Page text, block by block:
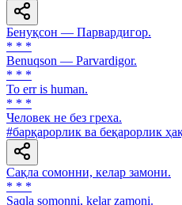
Бенуқсон — Парвардигор.
* * *
Benuqson — Parvardigor.
* * *
To err is human.
* * *
Человек не без греха.
#барқарорлик ва беқарорлик
Сақла сомонни, келар замони.
* * *
Saqla somonni, kelar zamoni.